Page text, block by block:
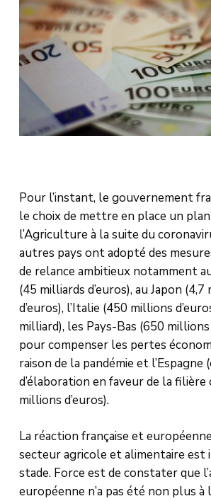
Pour l’instant, le gouvernement
le choix de mettre en place un
l’Agriculture à la suite du
autres pays ont adopté des
de relance ambitieux notamment
(45 milliards d’euros), au Japon (4,7
d’euros), l’Italie (450 millions
milliard), les Pays-Bas (650 millions
pour compenser les pertes
raison de la pandémie et l’Espagne
d’élaboration en faveur de la
millions d’euros).
La réaction française et
secteur agricole et alimentaire est
stade. Force est de constater que
européenne n’a pas été non plus à